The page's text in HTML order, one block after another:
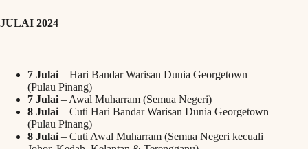
JULAI 2024
7 Julai – Hari Bandar Warisan Dunia Georgetown
(Pulau Pinang)
7 Julai – Awal Muharram (Semua Negeri)
8 Julai – Cuti Hari Bandar Warisan Dunia Georgetown
(Pulau Pinang)
8 Julai – Cuti Awal Muharram (Semua Negeri kecuali